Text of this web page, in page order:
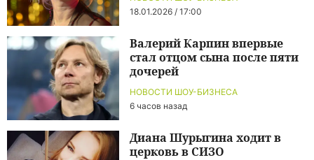
18.01.2026 / 17:00
НОВОСТИ ШОУ-БИЗНЕСА
6 часов назад
Валерий Карпин впервые
стал отцом сына после пяти
дочерей
Диана Шурыгина ходит в
церковь в СИЗО